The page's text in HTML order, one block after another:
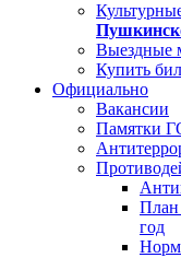
Выездные
Купить
Официально
Вакансии
Памятки
План
год